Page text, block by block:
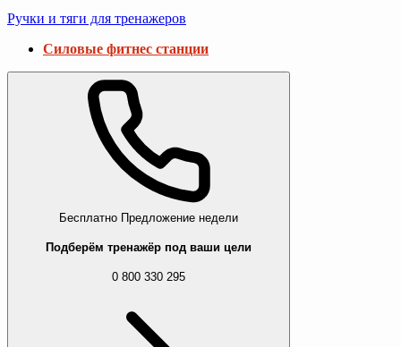
Ручки и тяги для тренажеров
Силовые фитнес станции
Бесплатно Предложение недели
Подберём тренажёр под ваши цели
0 800 330 295